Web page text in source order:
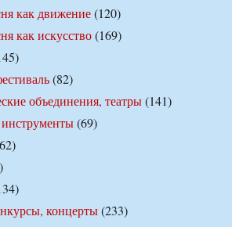
как движение(120)
как искусство(169)
(82)
объединения, театры(141)
(69)
концерты(233)